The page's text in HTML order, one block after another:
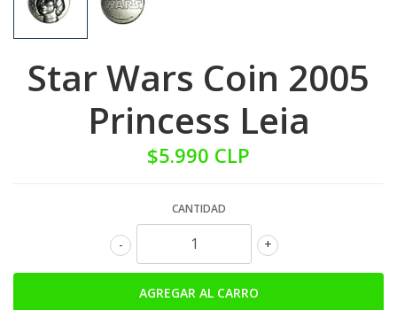
Star Wars Coin 2005
Princess Leia
$5.990 CLP
CANTIDAD
+
-